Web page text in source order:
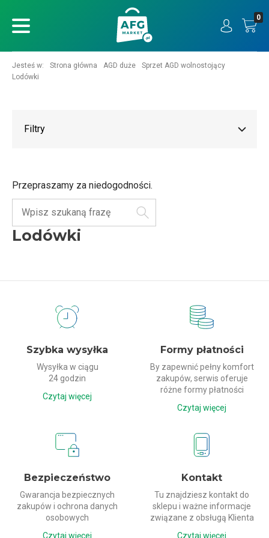
0
Jesteś w: Strona główna AGD duże
Sprzet AGD wolnostojący
Lodówki
Filtry
Przepraszamy za niedogodności.
Lodówki
Dlaczego my?
Szybka wysyłka
Wysyłka w ciągu
24 godzin
Czytaj więcej
Formy płatności
By zapewnić pełny komfort
zakupów, serwis oferuje
różne formy płatności
Czytaj więcej
Bezpieczeństwo
Gwarancja bezpiecznych
zakupów i ochrona danych
osobowych
Czytaj więcej
Kontakt
Tu znajdziesz kontakt do
sklepu i ważne informacje
związane z obsługą Klienta
Czytaj więcej